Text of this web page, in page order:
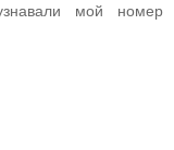
мой номер